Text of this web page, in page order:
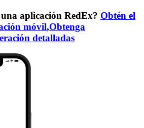
aplicación RedEx? Obtén el
móvil,Obtenga
detalladas